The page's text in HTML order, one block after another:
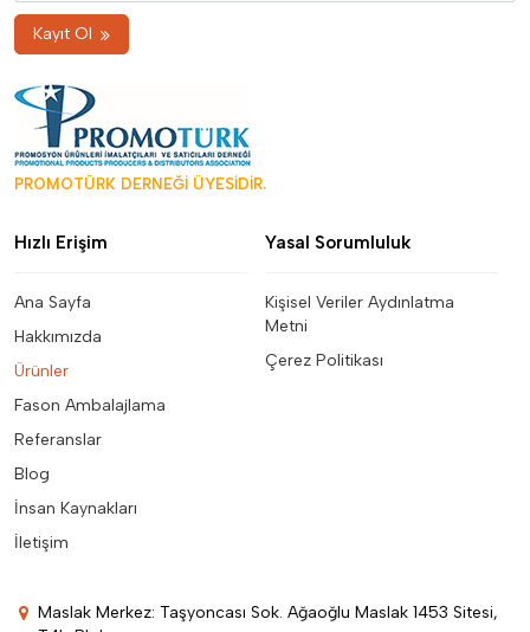
Kayıt Ol
PROMOTÜRK DERNEĞİ ÜYESİDİR.
Hızlı Erişim
Ana Sayfa
Hakkımızda
Ürünler
Fason Ambalajlama
Referanslar
Blog
İnsan Kaynakları
İletişim
Yasal Sorumluluk
Kişisel Veriler Aydınlatma
Metni
Çerez Politikası
Maslak Merkez: Taşyoncası Sok. Ağaoğlu Maslak 1453 Sitesi,